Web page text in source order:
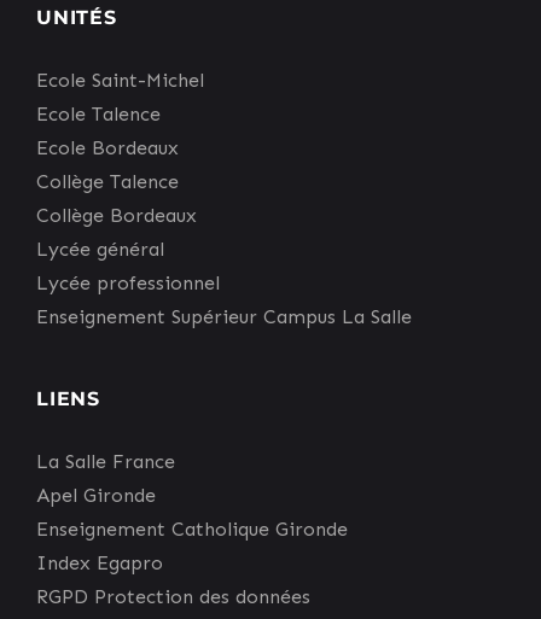
UNITÉS
Ecole Saint-Michel
Ecole Talence
Ecole Bordeaux
Collège Talence
Collège Bordeaux
Lycée général
Lycée professionnel
Enseignement Supérieur Campus La Salle
LIENS
La Salle France
Apel Gironde
Enseignement Catholique Gironde
Index Egapro
RGPD Protection des données